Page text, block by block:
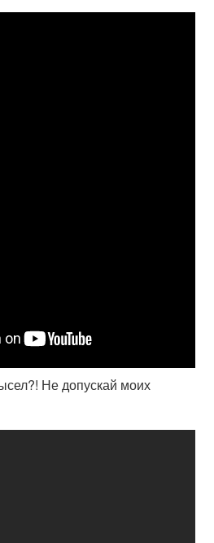
Не допускай моих